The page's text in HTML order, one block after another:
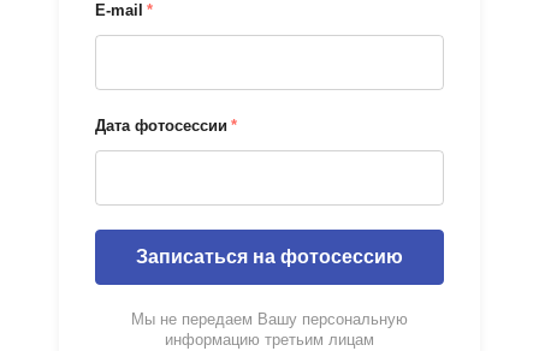
E-mail *
Дата фотосессии *
Записаться на фотосессию
Мы не передаем Вашу персональную
информацию третьим лицам